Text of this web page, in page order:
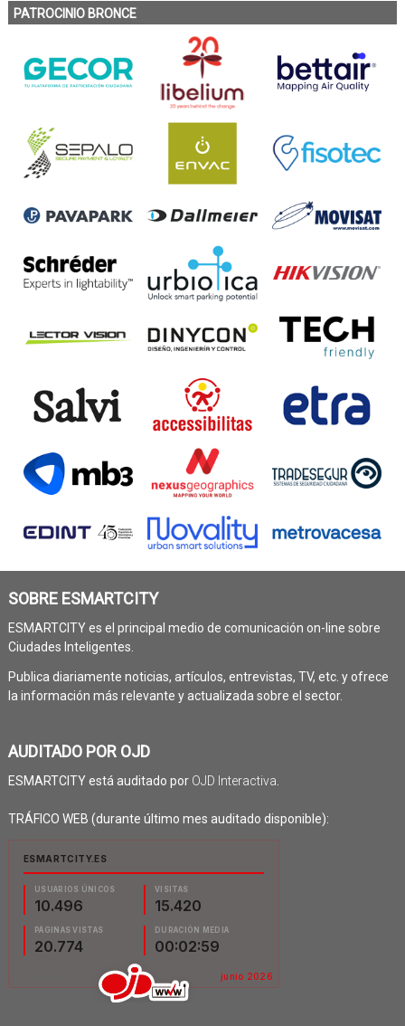
PATROCINIO BRONCE
SOBRE ESMARTCITY
ESMARTCITY es el principal medio de comunicación on-line sobre
Ciudades Inteligentes.
Publica diariamente noticias, artículos, entrevistas, TV, etc. y ofrece
la información más relevante y actualizada sobre el sector.
AUDITADO POR OJD
ESMARTCITY está auditado por OJD Interactiva
TRÁFICO WEB (durante último mes auditado disponible):